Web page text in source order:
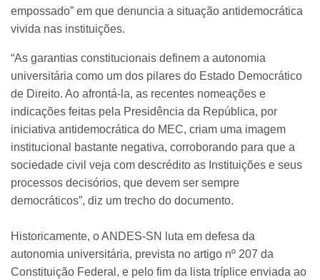
empossado” em que denuncia a situação antidemocrática
vivida nas instituições.
“As garantias constitucionais definem a autonomia
universitária como um dos pilares do Estado Democrático
de Direito. Ao afrontá-la, as recentes nomeações e
indicações feitas pela Presidência da República, por
iniciativa antidemocrática do MEC, criam uma imagem
institucional bastante negativa, corroborando para que a
sociedade civil veja com descrédito as Instituições e seus
processos decisórios, que devem ser sempre
democráticos”, diz um trecho do documento.
Historicamente, o ANDES-SN luta em defesa da
autonomia universitária, prevista no artigo nº 207 da
Constituição Federal, e pelo fim da lista tríplice enviada ao